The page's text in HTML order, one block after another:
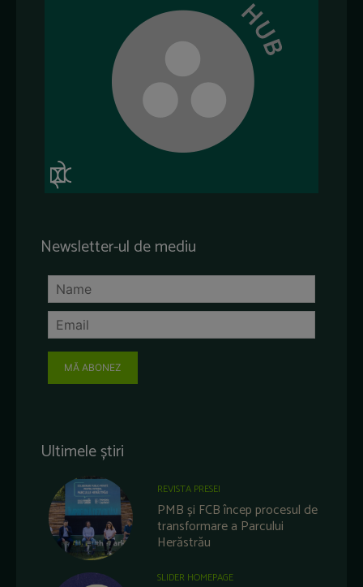
Newsletter-ul de mediu
MĂ ABONEZ
Ultimele știri
REVISTA PRESEI
PMB și FCB încep procesul de
transformare a Parcului
Herăstrău
SLIDER HOMEPAGE